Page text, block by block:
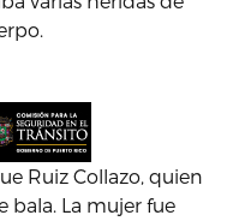
Ruiz Collazo, quien
bala. La mujer fue